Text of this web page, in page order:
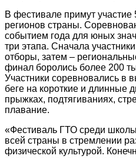
В фестивале примут участие
регионов страны.
событием года для юных
три этапа. Сначала
отборы, затем –
финал боролись более 200
Участники соревновались в
беге на короткие и длинные
прыжках, подтягиваниях,
плавание.
«Фестиваль ГТО среди
всей страны в стремлении
физической культурой.